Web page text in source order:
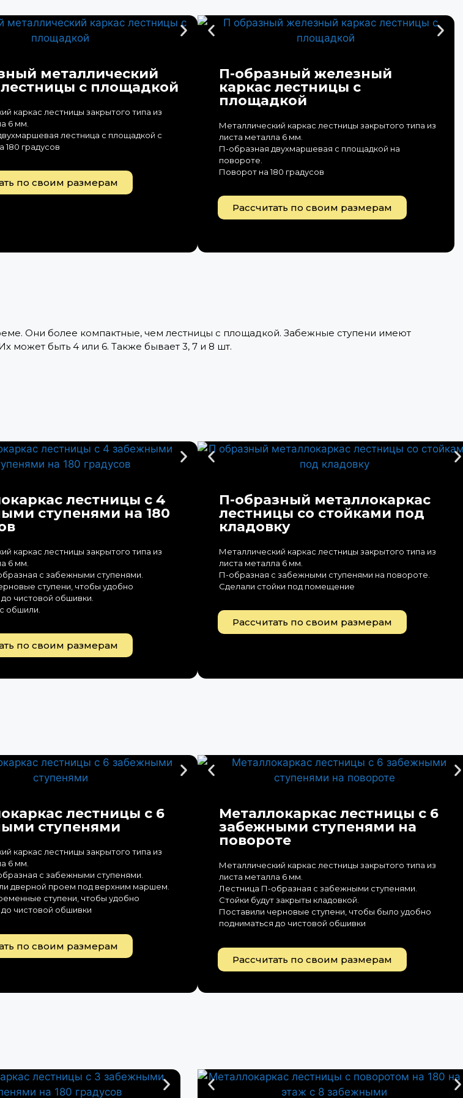
металлический
лестницы с площадкой
каркас лестницы закрытого типа из
6 мм.
лестница с площадкой с
180 градусов
по своим размерам
П-образный железный
каркас лестницы с
площадкой
Металлический каркас лестницы закрытого типа из
листа металла 6 мм.
П-образная двухмаршевая с площадкой на
повороте.
Поворот на 180 градусов
Рассчитать по своим размерам
Они более компактные, чем лестницы с площадкой. Забежные ступени имеют
может быть 4 или 6. Также бывает 3, 7 и 8 шт.
лестницы с 4
ступенями на 180
каркас лестницы закрытого типа из
6 мм.
с забежными ступенями.
ступени, чтобы удобно
чистовой обшивки.
обшили.
по своим размерам
П-образный металлокаркас
лестницы со стойками под
кладовку
Металлический каркас лестницы закрытого типа из
листа металла 6 мм.
П-образная с забежными ступенями на повороте.
Сделали стойки под помещение
Рассчитать по своим размерам
лестницы с 6
ступенями
каркас лестницы закрытого типа из
6 мм.
с забежными ступенями.
дверной проем под верхним маршем.
ступени, чтобы удобно
чистовой обшивки
по своим размерам
Металлокаркас лестницы с 6
забежными ступенями на
повороте
Металлический каркас лестницы закрытого типа из
листа металла 6 мм.
Лестница П-образная с забежными ступенями.
Стойки будут закрыты кладовкой.
Поставили черновые ступени, чтобы было удобно
подниматься до чистовой обшивки
Рассчитать по своим размерам